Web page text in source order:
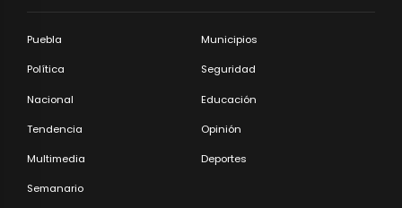
Puebla Municipios
Política Seguridad
Nacional Educación
Tendencia Opinión
Multimedia Deportes
Semanario